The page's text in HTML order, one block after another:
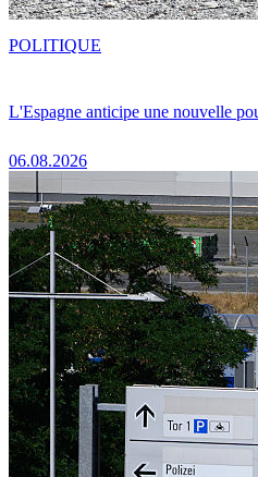
L'Espagne anticipe une nouvelle
06.08.2026
POLITIQUE